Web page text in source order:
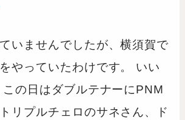
いませんでしたが、横須賀で
やっていたわけです。 いい
の日はダブルテナーにPNM
リプルチェロのサネさん、ド